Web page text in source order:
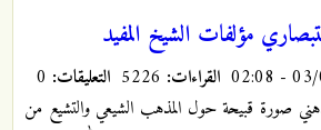
مؤلفات الشيخ المفيد
03/ القراءات: التعليقات:
صورة قبيحة حول المذهب الشيعي والتشيع من